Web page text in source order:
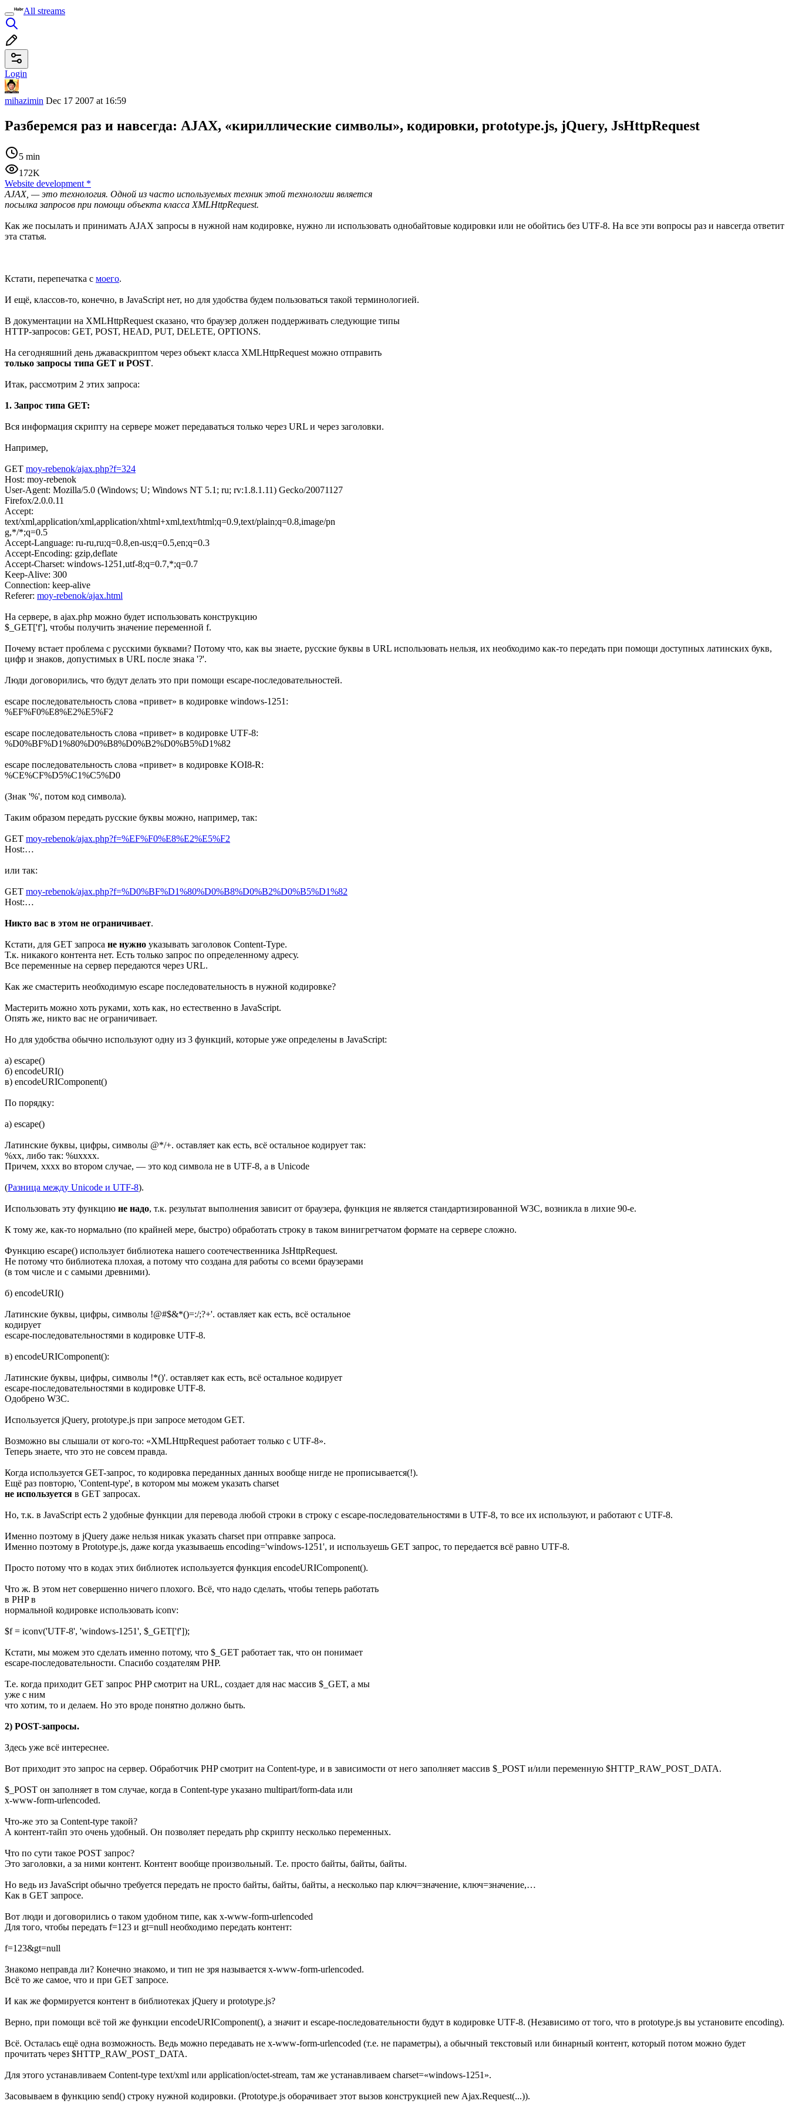
All streams
Login
mihazimin Dec 17 2007 at 16:59
Разберемся раз и навсегда: AJAX, «кириллические символы», кодировки, prototype.js, jQuery, JsHttpRequest
5 min
172K
Website development *
AJAX, — это технология. Одной из часто используемых техник этой технологии является
посылка запросов при помощи объекта класса XMLHttpRequest.
Как же посылать и принимать AJAX запросы в нужной нам кодировке, нужно ли использовать однобайтовые кодировки или не обойтись без UTF-8. На все эти вопросы раз и навсегда ответит
эта статья.
Кстати, перепечатка с моего.
И ещё, классов-то, конечно, в JavaScript нет, но для удобства будем пользоваться такой терминологией.
В документации на XMLHttpRequest сказано, что браузер должен поддерживать следующие типы
HTTP-запросов: GET, POST, HEAD, PUT, DELETE, OPTIONS.
На сегодняшний день джаваскриптом через объект класса XMLHttpRequest можно отправить
только запросы типа GET и POST.
Итак, рассмотрим 2 этих запроса:
1. Запрос типа GET:
Вся информация скрипту на сервере может передаваться только через URL и через заголовки.
Например,
GET moy-rebenok/ajax.php?f=324
Host: moy-rebenok
User-Agent: Mozilla/5.0 (Windows; U; Windows NT 5.1; ru; rv:1.8.1.11) Gecko/20071127
Firefox/2.0.0.11
Accept:
text/xml,application/xml,application/xhtml+xml,text/html;q=0.9,text/plain;q=0.8,image/pn
g,*/*;q=0.5
Accept-Language: ru-ru,ru;q=0.8,en-us;q=0.5,en;q=0.3
Accept-Encoding: gzip,deflate
Accept-Charset: windows-1251,utf-8;q=0.7,*;q=0.7
Keep-Alive: 300
Connection: keep-alive
Referer: moy-rebenok/ajax.html
На сервере, в ajax.php можно будет использовать конструкцию
$_GET['f'], чтобы получить значение переменной f.
Почему встает проблема с русскими буквами? Потому что, как вы знаете, русские буквы в URL использовать нельзя, их необходимо как-то передать при помощи доступных латинских букв,
цифр и знаков, допустимых в URL после знака '?'.
Люди договорились, что будут делать это при помощи escape-последовательностей.
escape последовательность слова «привет» в кодировке windows-1251:
%EF%F0%E8%E2%E5%F2
escape последовательность слова «привет» в кодировке UTF-8:
%D0%BF%D1%80%D0%B8%D0%B2%D0%B5%D1%82
escape последовательность слова «привет» в кодировке KOI8-R:
%CE%CF%D5%C1%C5%D0
(Знак '%', потом код символа).
Таким образом передать русские буквы можно, например, так:
GET moy-rebenok/ajax.php?f=%EF%F0%E8%E2%E5%F2
Host:…
или так:
GET moy-rebenok/ajax.php?f=%D0%BF%D1%80%D0%B8%D0%B2%D0%B5%D1%82
Host:…
Никто вас в этом не ограничивает.
Кстати, для GET запроса не нужно указывать заголовок Content-Type.
Т.к. никакого контента нет. Есть только запрос по определенному адресу.
Все переменные на сервер передаются через URL.
Как же смастерить необходимую escape последовательность в нужной кодировке?
Мастерить можно хоть руками, хоть как, но естественно в JavaScript.
Опять же, никто вас не ограничивает.
Но для удобства обычно используют одну из 3 функций, которые уже определены в JavaScript:
а) escape()
б) encodeURI()
в) encodeURIComponent()
По порядку:
а) escape()
Латинские буквы, цифры, символы @*/+. оставляет как есть, всё остальное кодирует так:
%xx, либо так: %uxxxx.
Причем, xxxx во втором случае, — это код символа не в UTF-8, а в Unicode
(Разница между Unicode и UTF-8).
Использовать эту функцию не надо, т.к. результат выполнения зависит от браузера, функция не является стандартизированной W3C, возникла в лихие 90-е.
К тому же, как-то нормально (по крайней мере, быстро) обработать строку в таком винигретчатом формате на сервере сложно.
Функцию escape() использует библиотека нашего соотечественника JsHttpRequest.
Не потому что библиотека плохая, а потому что создана для работы со всеми браузерами
(в том числе и с самыми древними).
б) encodeURI()
Латинские буквы, цифры, символы !@#$&*()=:/;?+'. оставляет как есть, всё остальное
кодирует
escape-последовательностями в кодировке UTF-8.
в) encodeURIComponent():
Латинские буквы, цифры, символы !*()'. оставляет как есть, всё остальное кодирует
escape-последовательностями в кодировке UTF-8.
Одобрено W3C.
Используется jQuery, prototype.js при запросе методом GET.
Возможно вы слышали от кого-то: «XMLHttpRequest работает только с UTF-8».
Теперь знаете, что это не совсем правда.
Когда используется GET-запрос, то кодировка переданных данных вообще нигде не прописывается(!).
Ещё раз повторю, 'Content-type', в котором мы можем указать charset
не используется в GET запросах.
Но, т.к. в JavaScript есть 2 удобные функции для перевода любой строки в строку с escape-последовательностями в UTF-8, то все их используют, и работают с UTF-8.
Именно поэтому в jQuery даже нельзя никак указать charset при отправке запроса.
Именно поэтому в Prototype.js, даже когда указываешь encoding='windows-1251', и используешь GET запрос, то передается всё равно UTF-8.
Просто потому что в кодах этих библиотек используется функция encodeURIComponent().
Что ж. В этом нет совершенно ничего плохого. Всё, что надо сделать, чтобы теперь работать
в PHP в
нормальной кодировке использовать iconv:
$f = iconv('UTF-8', 'windows-1251', $_GET['f']);
Кстати, мы можем это сделать именно потому, что $_GET работает так, что он понимает
escape-последовательности. Спасибо создателям PHP.
Т.е. когда приходит GET запрос PHP смотрит на URL, создает для нас массив $_GET, а мы
уже с ним
что хотим, то и делаем. Но это вроде понятно должно быть.
2) POST-запросы.
Здесь уже всё интереснее.
Вот приходит это запрос на сервер. Обработчик PHP смотрит на Content-type, и в зависимости от него заполняет массив $_POST и/или переменную $HTTP_RAW_POST_DATA.
$_POST он заполняет в том случае, когда в Content-type указано multipart/form-data или
x-www-form-urlencoded.
Что-же это за Content-type такой?
А контент-тайп это очень удобный. Он позволяет передать php скрипту несколько переменных.
Что по сути такое POST запрос?
Это заголовки, а за ними контент. Контент вообще произвольный. Т.е. просто байты, байты, байты.
Но ведь из JavaScript обычно требуется передать не просто байты, байты, байты, а несколько пар ключ=значение, ключ=значение,…
Как в GET запросе.
Вот люди и договорились о таком удобном типе, как x-www-form-urlencoded
Для того, чтобы передать f=123 и gt=null необходимо передать контент:
f=123&gt=null
Знакомо неправда ли? Конечно знакомо, и тип не зря называется x-www-form-urlencoded.
Всё то же самое, что и при GET запросе.
И как же формируется контент в библиотеках jQuery и prototype.js?
Верно, при помощи всё той же функции encodeURIComponent(), а значит и escape-последовательности будут в кодировке UTF-8. (Независимо от того, что в prototype.js вы установите encoding).
Всё. Осталась ещё одна возможность. Ведь можно передавать не x-www-form-urlencoded (т.е. не параметры), а обычный текстовый или бинарный контент, который потом можно будет
прочитать через $HTTP_RAW_POST_DATA.
Для этого устанавливаем Content-type text/xml или application/octet-stream, там же устанавливаем charset=«windows-1251».
Засовываем в функцию send() строку нужной кодировки. (Prototype.js оборачивает этот вызов конструкцией new Ajax.Request(...)).